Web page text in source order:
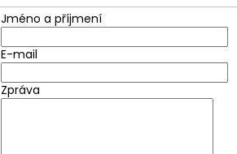
Jméno a příjmení
E-mail
Zpráva